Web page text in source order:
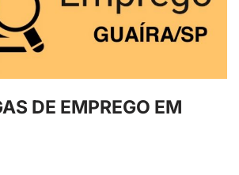
DE EMPREGO EM